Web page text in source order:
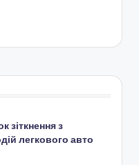
зіткнення з
легкового авто